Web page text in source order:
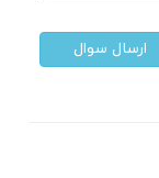
ارسال سوال